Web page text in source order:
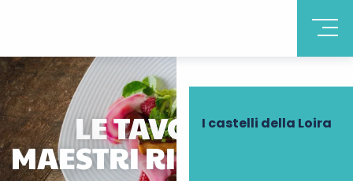
Scoprire la Touraine
I castelli della Loira
LE TAVOLE DEI
MAESTRI RISTORATORI